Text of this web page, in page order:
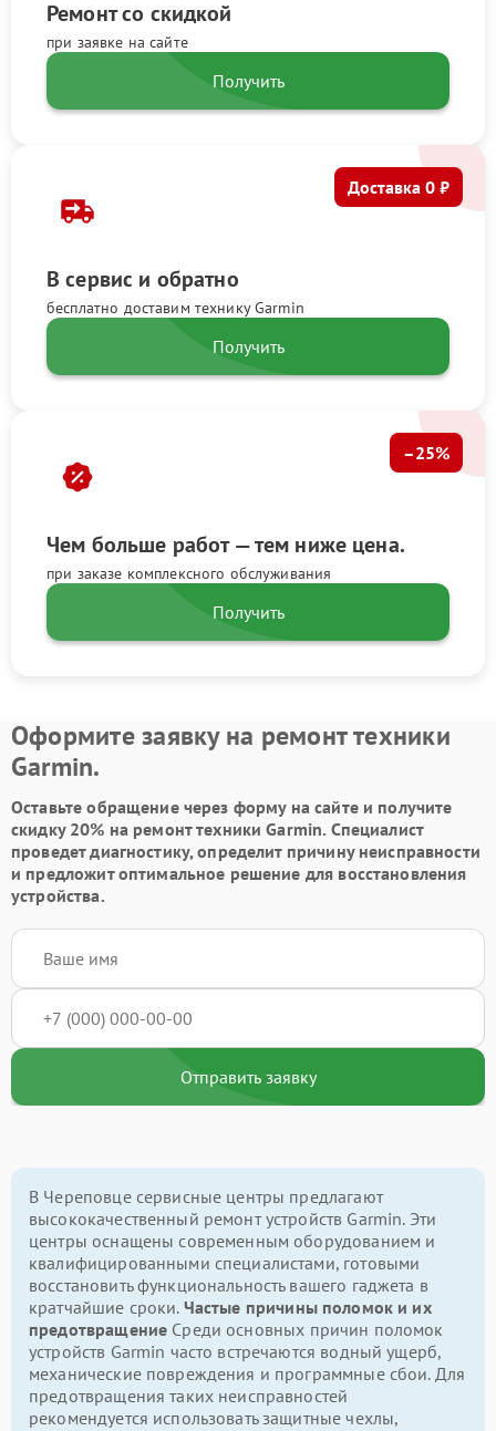
Ремонт со скидкой
при заявке на сайте
Получить
В сервис и обратно
бесплатно доставим технику Garmin
Доставка 0 ₽
Получить
Чем больше работ — тем ниже цена.
при заказе комплексного обслуживания
–25%
Получить
Оформите заявку на ремонт техники
Garmin.
Оставьте обращение через форму на сайте и получите
скидку 20% на ремонт техники Garmin. Специалист
проведет диагностику, определит причину неисправности
и предложит оптимальное решение для восстановления
устройства.
Отправить заявку
В Череповце сервисные центры предлагают
высококачественный ремонт устройств Garmin. Эти
центры оснащены современным оборудованием и
квалифицированными специалистами, готовыми
восстановить функциональность вашего гаджета в
кратчайшие сроки. Частые причины поломок и их
предотвращение Среди основных причин поломок
устройств Garmin часто встречаются водный ущерб,
механические повреждения и программные сбои. Для
предотвращения таких неисправностей
рекомендуется использовать защитные чехлы,